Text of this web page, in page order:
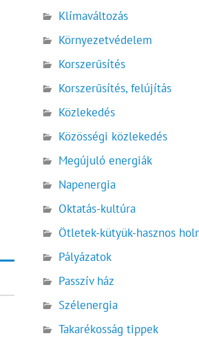
Klímaváltozás
Környezetvédelem
Korszerűsítés
Korszerűsítés, felújítás
Közlekedés
Közösségi közlekedés
Megújuló energiák
Napenergia
Oktatás-kultúra
Ötletek-kütyük-hasznos
Pályázatok
Passzív ház
Szélenergia
Takarékosság tippek